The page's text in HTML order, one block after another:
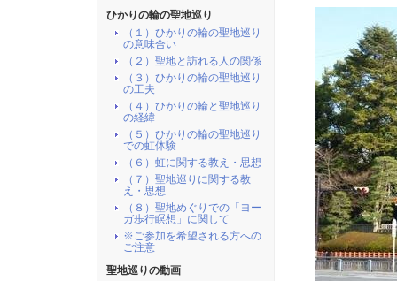
ひかりの輪の聖地巡り
（１）ひかりの輪の聖地巡り
の意味合い
（２）聖地と訪れる人の関係
（３）ひかりの輪の聖地巡り
の工夫
（４）ひかりの輪と聖地巡り
の経緯
（５）ひかりの輪の聖地巡り
での虹体験
（６）虹に関する教え・思想
（７）聖地巡りに関する教
え・思想
（８）聖地めぐりでの「ヨー
ガ歩行瞑想」に関して
※ご参加を希望される方への
ご注意
聖地巡りの動画